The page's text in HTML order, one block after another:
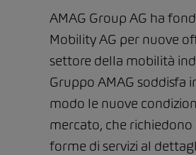
AMAG Group AG ha
Mobility AG per nuove
settore della mobilità
Gruppo AMAG soddisfa
modo le nuove
mercato, che richiedono
forme di servizi al